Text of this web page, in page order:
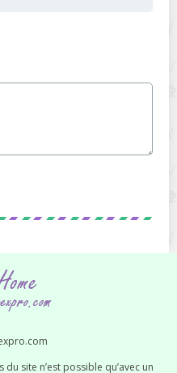
site n’est possible qu’avec un